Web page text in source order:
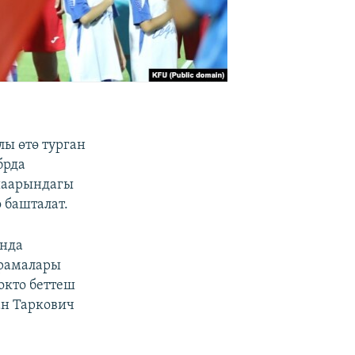
өтө турган
беттеш
Таркович